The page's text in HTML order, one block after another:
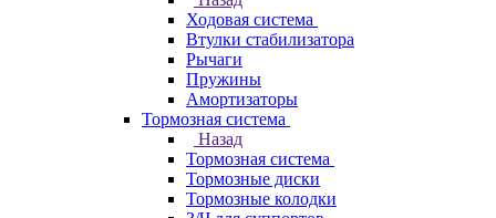
Ходовая система
Втулки стабилизатора
Рычаги
Пружины
Амортизаторы
Тормозная система
Назад
Тормозная система
Тормозные диски
Тормозные колодки